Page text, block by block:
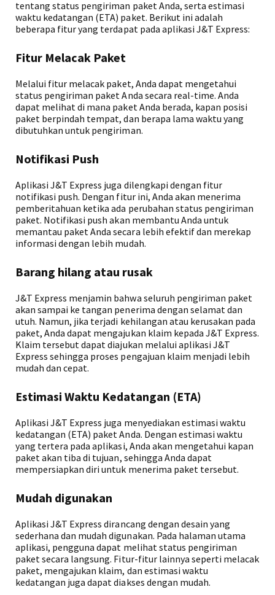
tentang status pengiriman paket Anda, serta estimasi
waktu kedatangan (ETA) paket. Berikut ini adalah
beberapa fitur yang terdapat pada aplikasi J&T Express:
Fitur Melacak Paket
Melalui fitur melacak paket, Anda dapat mengetahui
status pengiriman paket Anda secara real-time. Anda
dapat melihat di mana paket Anda berada, kapan posisi
paket berpindah tempat, dan berapa lama waktu yang
dibutuhkan untuk pengiriman.
Notifikasi Push
Aplikasi J&T Express juga dilengkapi dengan fitur
notifikasi push. Dengan fitur ini, Anda akan menerima
pemberitahuan ketika ada perubahan status pengiriman
paket. Notifikasi push akan membantu Anda untuk
memantau paket Anda secara lebih efektif dan merekap
informasi dengan lebih mudah.
Barang hilang atau rusak
J&T Express menjamin bahwa seluruh pengiriman paket
akan sampai ke tangan penerima dengan selamat dan
utuh. Namun, jika terjadi kehilangan atau kerusakan pada
paket, Anda dapat mengajukan klaim kepada J&T Express.
Klaim tersebut dapat diajukan melalui aplikasi J&T
Express sehingga proses pengajuan klaim menjadi lebih
mudah dan cepat.
Estimasi Waktu Kedatangan (ETA)
Aplikasi J&T Express juga menyediakan estimasi waktu
kedatangan (ETA) paket Anda. Dengan estimasi waktu
yang tertera pada aplikasi, Anda akan mengetahui kapan
paket akan tiba di tujuan, sehingga Anda dapat
mempersiapkan diri untuk menerima paket tersebut.
Mudah digunakan
Aplikasi J&T Express dirancang dengan desain yang
sederhana dan mudah digunakan. Pada halaman utama
aplikasi, pengguna dapat melihat status pengiriman
paket secara langsung. Fitur-fitur lainnya seperti melacak
paket, mengajukan klaim, dan estimasi waktu
kedatangan juga dapat diakses dengan mudah.